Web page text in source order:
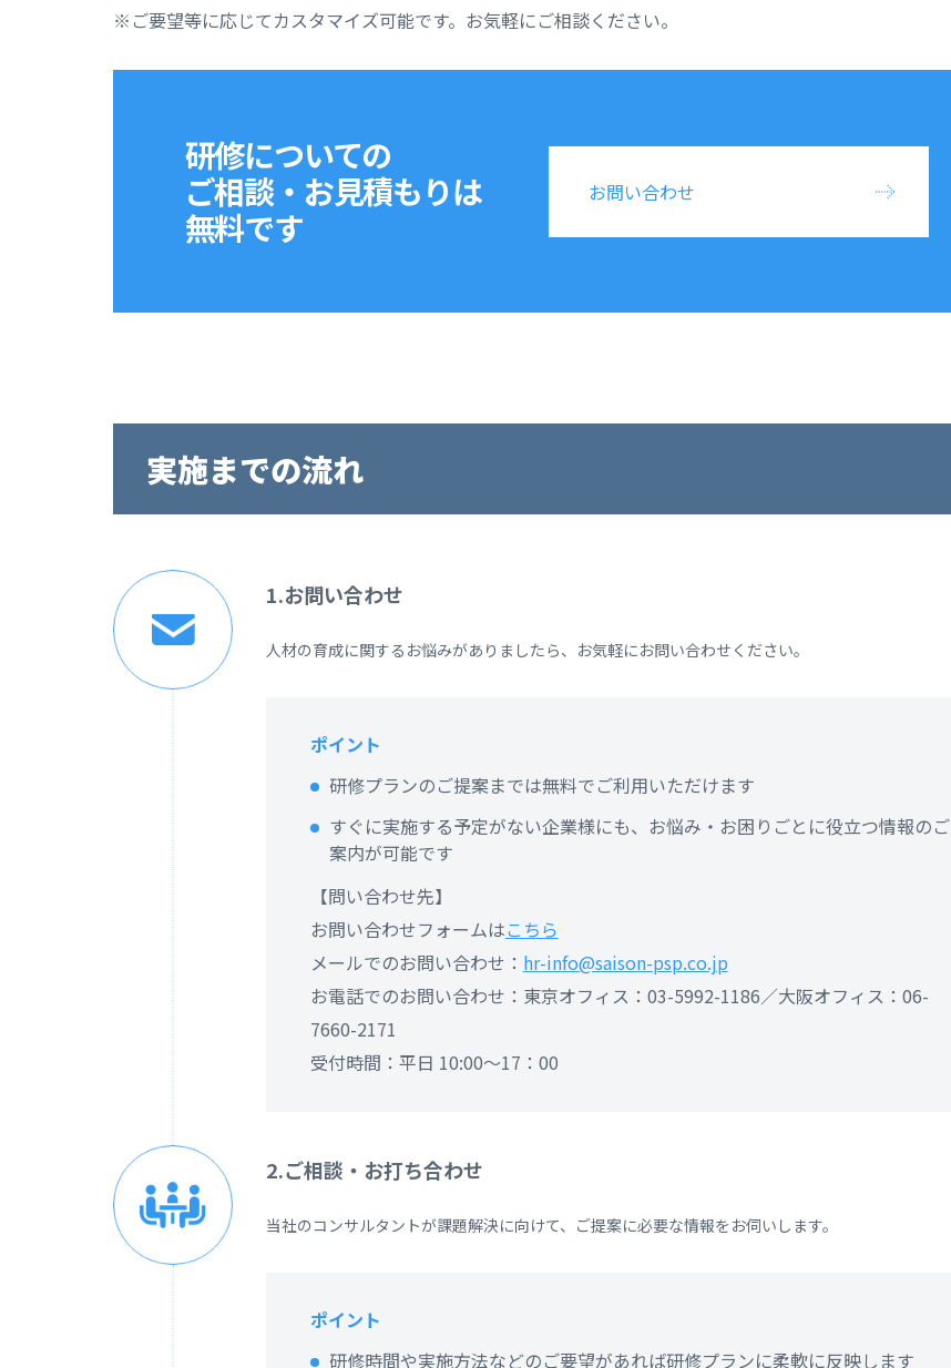
※ご要望等に応じてカスタマイズ可能です。お気軽にご相談ください。
研修についての
ご相談・お見積もりは
無料です
お問い合わせ
実施までの流れ
1.お問い合わせ
人材の育成に関するお悩みがありましたら、お気軽にお問い合わせください。
ポイント
研修プランのご提案までは無料でご利用いただけます
すぐに実施する予定がない企業様にも、お悩み・お困りごとに役立つ情報のご
案内が可能です
【問い合わせ先】
お問い合わせフォームはこちら
メールでのお問い合わせ： hr-info@saison-psp.co.jp
お電話でのお問い合わせ：東京オフィス：03-5992-1186／大阪オフィス：06-
7660-2171
受付時間：平日 10:00～17：00
2.ご相談・お打ち合わせ
当社のコンサルタントが課題解決に向けて、ご提案に必要な情報をお伺いします。
ポイント
研修時間や実施方法などのご要望があれば研修プランに柔軟に反映します